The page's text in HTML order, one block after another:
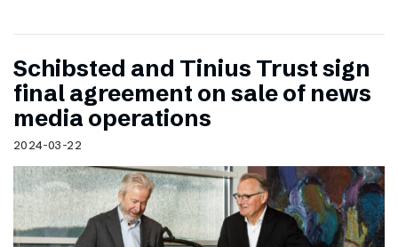
Schibsted and Tinius Trust sign
final agreement on sale of news
media operations
2024-03-22